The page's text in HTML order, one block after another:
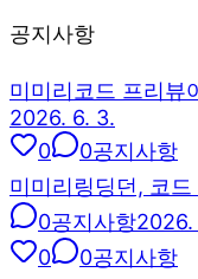
공지사항
미미리코드 프리뷰
2026. 6. 3.
0
0공지사항
미미리 링딩던, 코
0공지사항2026.
0
0공지사항